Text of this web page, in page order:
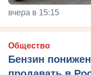
вчера в 15:15
Общество
Бензин